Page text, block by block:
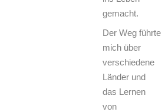
gemacht.
Der Weg führte
mich über
verschiedene
Länder und
das Lernen
von